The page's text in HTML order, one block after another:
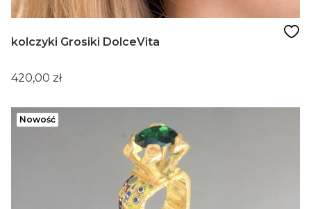
kolczyki Grosiki DolceVita
Cena
420,00 zł
Nowość